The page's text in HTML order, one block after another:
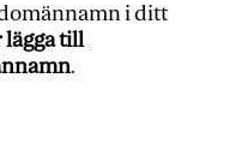
i ditt
lägga till
.